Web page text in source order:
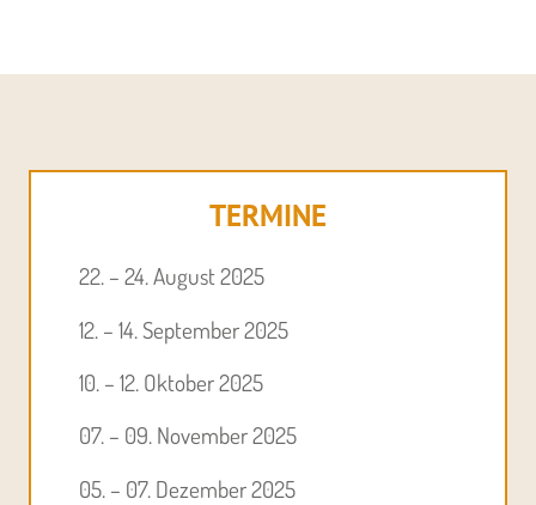
TERMINE
22. – 24. August 2025
12. – 14. September 2025
10. – 12. Oktober 2025
07. – 09. November 2025
05. – 07. Dezember 2025